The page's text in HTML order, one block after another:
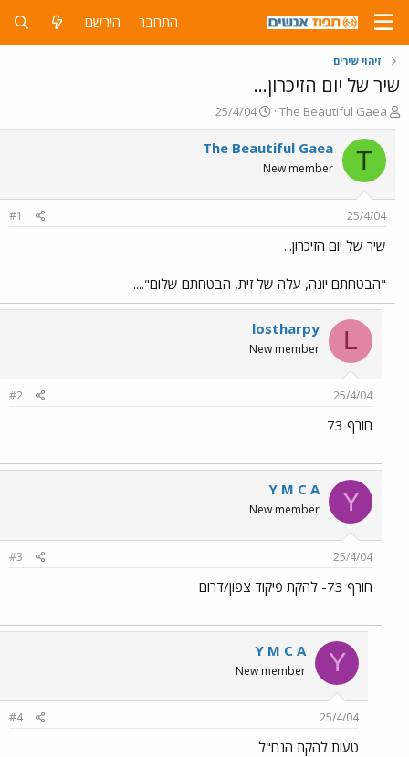
התחבר הירשם
זיהוי שירים
שיר של יום הזיכרון...
פ
ו
ת
ח
ה
ש
א
The Beautiful Gaea
פ
ו
ר
ך
25/4/04
T
The Beautiful Gaea
New member
25/4/04
#1
שיר של יום הזיכרון...
"הבטחתם יונה, עלה של זית, הבטחתם שלום"....
L
lostharpy
New member
25/4/04
#2
חורף 73
Y
Y M C A
New member
25/4/04
#3
חורף 73- להקת פיקוד צפון/דרום
Y
Y M C A
New member
25/4/04
#4
טעות להקת הנח"ל